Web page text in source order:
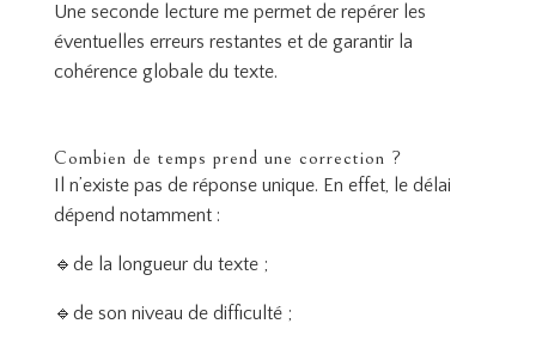
Une seconde lecture me permet de repérer les
éventuelles erreurs restantes et de garantir la
cohérence globale du texte.
Combien de temps prend une correction ?
Il n’existe pas de réponse unique. En effet, le délai
dépend notamment :
🔹de la longueur du texte ;
🔹de son niveau de difficulté ;